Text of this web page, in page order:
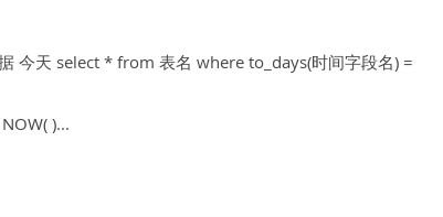
今天 select * from 表名 where to_days(时间字段名) =
)...